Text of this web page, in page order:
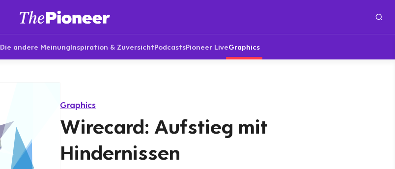
Die andere MeinungInspiration & ZuversichtPodcastsPioneer LiveGraphics
Graphics
Wirecard: Aufstieg mit
Hindernissen